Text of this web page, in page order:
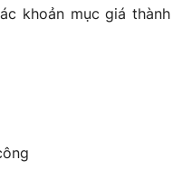
khoản mục giá thành